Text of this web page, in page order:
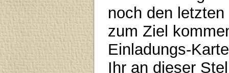
noch den
zum Ziel
Einladungs-
Ihr an dieser